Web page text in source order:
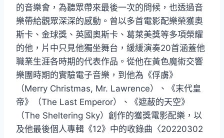
的音樂會，為聽眾帶來最後一次的問候，也透過音
樂帶給觀眾深深的感動。曾以多首電影配樂榮獲奧
斯卡、金球獎、英國奧斯卡、葛萊美獎等多項榮耀
的他，片中只見他獨坐舞台，緩緩演奏20首涵蓋他
職業生涯各時期的代表作品。從他在黃色魔術交響
樂團時期的實驗電子音樂，到他為《俘虜》
（Merry Christmas, Mr. Lawrence）、《末代皇
帝》（The Last Emperor）、《遮蔽的天空》
（The Sheltering Sky）創作的獲獎電影配樂，以
及他最後個人專輯《12》中的收錄曲〈20220302